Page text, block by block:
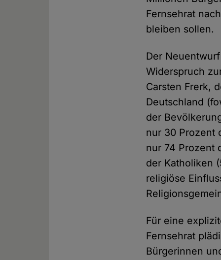
Fernsehrat
bleiben sollen.
Der
Widerspruch
Carsten Frerk,
Deutschland
der
nur 30 Prozent
nur 74 Prozent
der Katholiken
religiöse
Für eine
Fernsehrat
Bürgerinnen